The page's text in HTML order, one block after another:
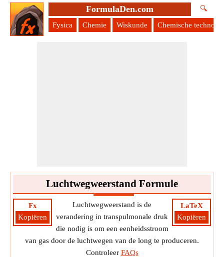
FormulaDen.com 🔍
Fysica Chemie Wiskunde Chemische
Luchtwegweerstand Formule
Fx
Kopiëren
LaTeX
Kopiëren
Luchtwegweerstand is de
verandering in transpulmonale druk
die nodig is om een eenheidsstroom
van gas door de luchtwegen van de long te produceren.
Controleer FAQs